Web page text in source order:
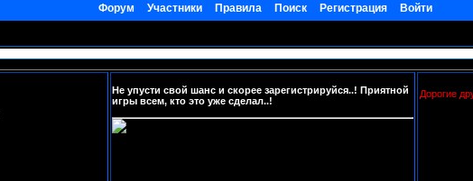
Форум Участники Правила Поиск Регистрация Войти
Не упусти свой шанс и скорее зарегистрируйся..! Приятной
игры всем, кто это уже сделал..!
Дорогие